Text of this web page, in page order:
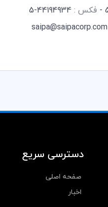
فکس : 44194934-5
saipa@saipacorp.com
دسترسی سریع
صفحه اصلی
اخبار